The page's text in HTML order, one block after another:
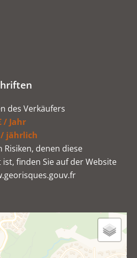
des Verkäufers
/ Jahr
/ jährlich
denen diese
finden Sie auf der Website